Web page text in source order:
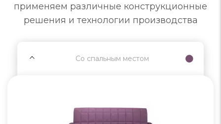
применяем различные конструкционные
решения и технологии производства
Со спальным местом